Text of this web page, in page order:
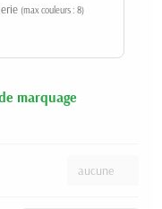
(max couleurs : 8)
marquage